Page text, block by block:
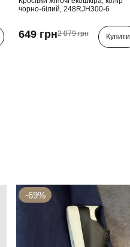
чорно-білий, 248RJH300-6
649 грн2 079 грн Купити
-69%